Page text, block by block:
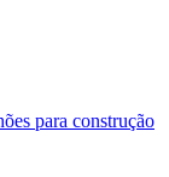
para construção